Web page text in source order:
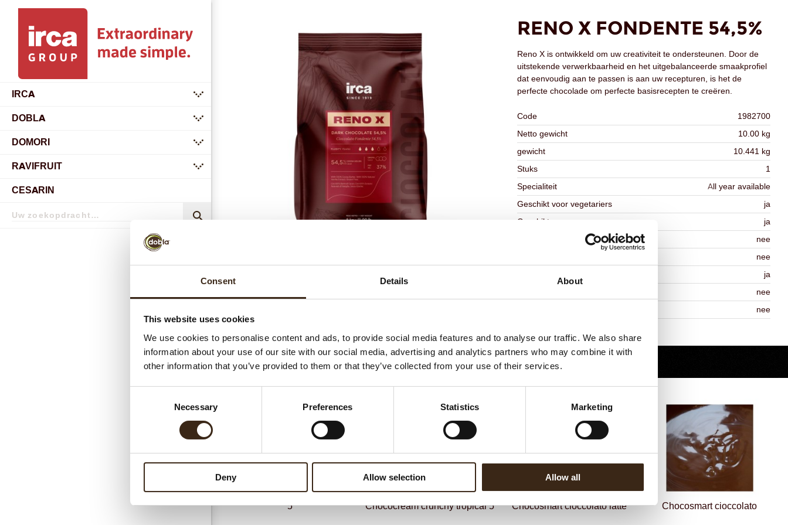
Consent Details About
This website uses cookies
We use cookies to personalise content and ads, to provide social media features and to analyse our traffic. We also share
information about your use of our site with our social media, advertising and analytics partners who may combine it with
other information that you’ve provided to them or that they’ve collected from your use of their services.
Necessary Preferences Statistics Marketing
Deny Allow selection Allow all
IRCA
submenu
DOBLA
submenu
DOMORI
submenu
RAVIFRUIT
submenu
CESARIN
Zoekopdracht
RENO X FONDENTE 54,5%
Reno X is ontwikkeld om uw creativiteit te ondersteunen. Door de
uitstekende verwerkbaarheid en het uitgebalanceerde smaakprofiel
dat eenvoudig aan te passen is aan uw recepturen, is het de
perfecte chocolade om perfecte basisrecepten te creëren.
Code
1982700
Netto gewicht
10.00 kg
gewicht
10.441 kg
Stuks
1
Specialiteit
All year available
Geschikt voor vegetariers
ja
Geschikt voor vegan
ja
nee
nee
ja
nee
nee
Gerelateerde producten
Chococream crunchy frutti rossi
5
Chococream crunchy tropical 5 Chocosmart cioccolato latte Chocosmart cioccolato